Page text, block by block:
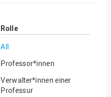
Rolle
All
Professor*innen
Verwalter*innen einer
Professur